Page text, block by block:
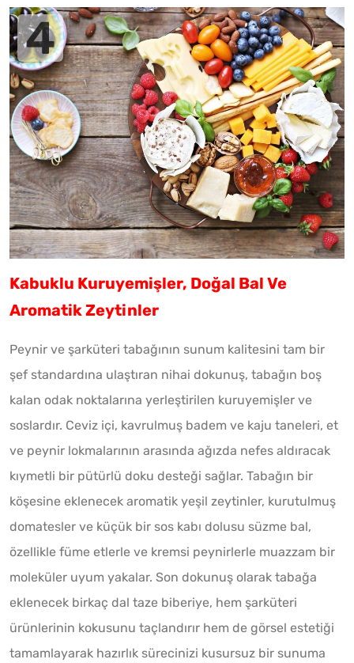
Kabuklu Kuruyemişler, Doğal Bal Ve
Aromatik Zeytinler
Peynir ve şarküteri tabağının sunum kalitesini tam bir
şef standardına ulaştıran nihai dokunuş, tabağın boş
kalan odak noktalarına yerleştirilen kuruyemişler ve
soslardır. Ceviz içi, kavrulmuş badem ve kaju taneleri, et
ve peynir lokmalarının arasında ağızda nefes aldıracak
kıymetli bir pütürlü doku desteği sağlar. Tabağın bir
köşesine eklenecek aromatik yeşil zeytinler, kurutulmuş
domatesler ve küçük bir sos kabı dolusu süzme bal,
özellikle füme etlerle ve kremsi peynirlerle muazzam bir
moleküler uyum yakalar. Son dokunuş olarak tabağa
eklenecek birkaç dal taze biberiye, hem şarküteri
ürünlerinin kokusunu taçlandırır hem de görsel estetiği
tamamlayarak hazırlık sürecinizi kusursuz bir sunuma